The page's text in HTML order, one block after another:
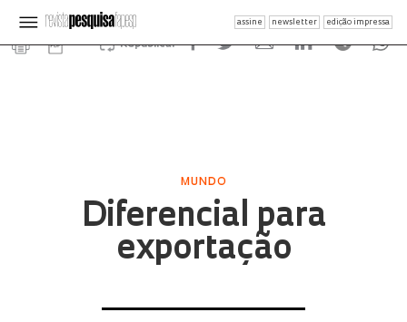
assine newsletter edição impressa
Republicar
MUNDO
Diferencial para
exportação